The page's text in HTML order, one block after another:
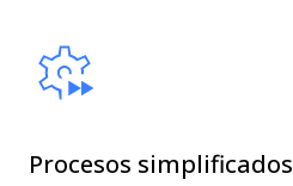
Procesos simplificados